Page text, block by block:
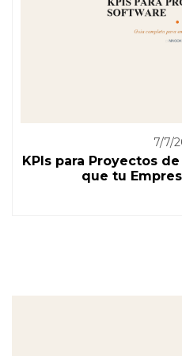
7/7/
KPIs para Proyectos
que tu